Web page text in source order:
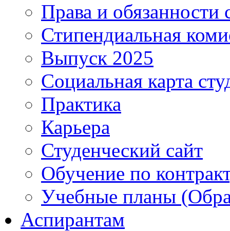
Права и обязанности
Стипендиальная
Выпуск 2025
Социальная карта
Практика
Карьера
Студенческий сайт
Обучение по
Учебные планы
Аспирантам